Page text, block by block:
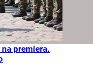
premiera.